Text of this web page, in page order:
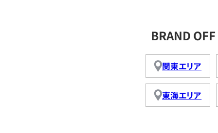
BRAND
関東エリア
東海エリア